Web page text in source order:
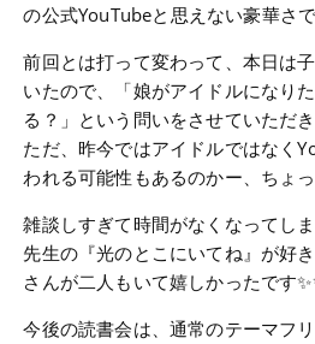
の公式YouTubeと思えない豪華さで
前回とは打って変わって、本日は
いたので、「娘がアイドルになり
る？」という問いをさせていただ
ただ、昨今ではアイドルではなく
われる可能性もあるのかー、ちょ
雑談しすぎて時間がなくなってし
先生の『光のとこにいてね』が好
さんが二人もいて嬉しかったです
今後の読書会は、通常のテーマフ